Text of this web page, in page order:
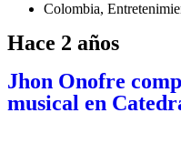
Colombia,
Hace 2 años
Jhon Onofre
musical en